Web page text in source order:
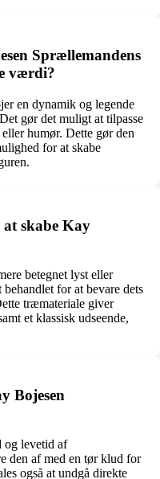
Sprællemandens
værdi?
en dynamik og legende
gør det muligt at tilpasse
humør. Dette gør den
for at skabe
skabe Kay
betegnet lyst eller
for at bevare dets
træmateriale giver
et klassisk udseende,
Bojesen
og levetid af
den af med en tør klud for
også at undgå direkte